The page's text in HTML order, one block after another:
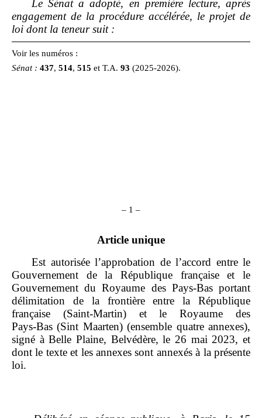
Le Sénat a adopté, en première lecture, après
engagement de la procédure accélérée, le projet de
loi dont la teneur suit :
Voir les numéros :
Sénat : 437, 514, 515 et T.A. 93 (2025‑2026).
– 1 –
Article unique
Est autorisée l’approbation de l’accord entre le
Gouvernement de la République française et le
Gouvernement du Royaume des Pays‑Bas portant
délimitation de la frontière entre la République
française (Saint‑Martin) et le Royaume des
Pays‑Bas (Sint Maarten) (ensemble quatre annexes),
signé à Belle Plaine, Belvédère, le 26 mai 2023, et
dont le texte et les annexes sont annexés à la présente
loi.